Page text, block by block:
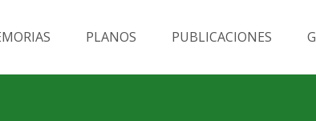
PLANOS PUBLICACIONES